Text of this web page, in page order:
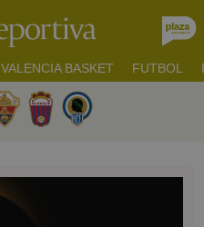
VALENCIA BASKET FUTBOL